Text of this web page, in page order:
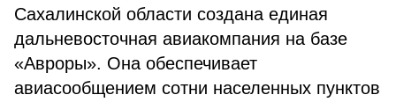
Сахалинской области создана единая
дальневосточная авиакомпания на базе
«Авроры». Она обеспечивает
авиасообщением сотни населенных пунктов